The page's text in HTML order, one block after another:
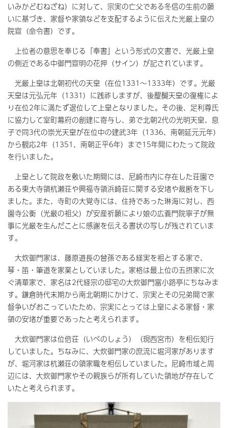
いみかどむねざね）に対して、宗実の亡父である冬信の生前の願
いに基づき、家督や家領などを支配するように伝えた光厳上皇の
院宣（命令書）です。
上位者の意思を奉じる「奉書」という形式の文書で、光厳上皇
の側近である中御門宣明の花押（サイン）が記されています。
光厳上皇は北朝初代の天皇（在位1331～1333年）です。光厳
天皇は元弘元年（1331）に践祚しますが、後醍醐天皇の復権によ
り在位2年に満たず退位して上皇となりました。その後、足利尊氏
に協力して室町幕府の創建に寄与し、弟で北朝2代の光明天皇、息
子で同3代の崇光天皇が在位中の建武3年（1336、南朝延元元年）
から観応2年（1351、南朝正平6年）まで15年間にわたって院政
を行いました。
上皇として院政を敷いた期間には、尼崎市内に存在した荘園で
ある東大寺領杭瀬荘や興福寺領浜崎荘に関する安堵や裁断を下し
ました。また、寺町の大覚寺には、住持であった琳海に対し、西
園寺公衡（光厳の祖父）が安産祈願により娘の広義門院寧子が無
事に光厳を生んだことに感謝を伝える書状の写しが残されていま
す。
大炊御門家は、藤原道長の曾孫である経実を祖とする家で、
琴・笛・筆道を家業としていました。家格は最上位の五摂家に次
ぐ清華家で、家名は2代経宗の邸宅の大炊御門富小路亭にちなみま
す。鎌倉時代末期から南北朝期にかけて、宗実とその兄弟間で家
督争いがおこっていたため、宗実にとっては上皇による家督・家
領の安堵が重要であったと考えられます。
大炊御門家は位倍荘（いべのしょう）（現西宮市）を相伝知行
していました。ちなみに、大炊御門家の庶流に堀河家があります
が、堀河家は杭瀬荘の領家職を相伝していました。尼崎市域と周
辺には、大炊御門家やその親族らが所有していた領地が存在して
いたと考えられます。